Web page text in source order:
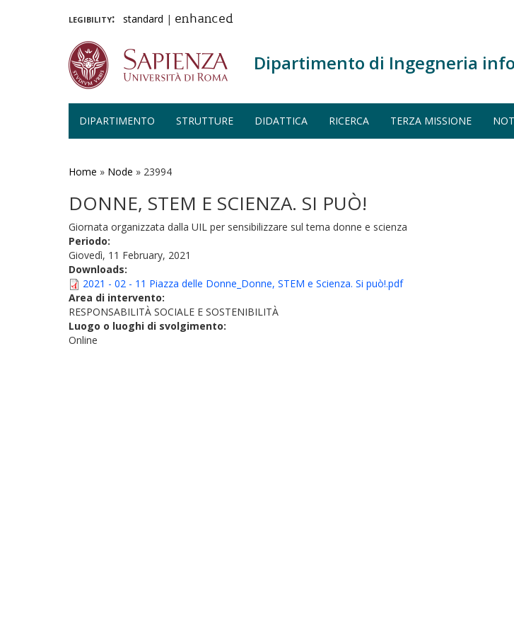
legibility: standard | enhanced
Dipartimento di Ingegneria
DIPARTIMENTO STRUTTURE DIDATTICA RICERCA TERZA MISSIONE
Home » Node » 23994
DONNE, STEM E SCIENZA. SI PUÒ!
Giornata organizzata dalla UIL per sensibilizzare sul tema donne e scienza
Periodo:
Giovedì, 11 February, 2021
Downloads:
2021 - 02 - 11 Piazza delle Donne_Donne, STEM e Scienza. Si può!.pdf
Area di intervento:
RESPONSABILITÀ SOCIALE E SOSTENIBILITÀ
Luogo o luoghi di svolgimento:
Online